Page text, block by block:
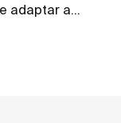
adaptar a